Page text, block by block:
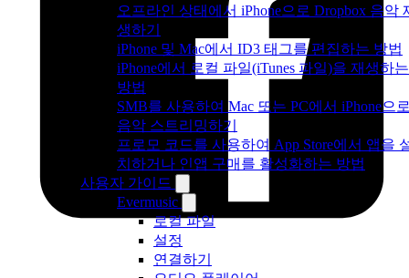
오프라인 상태에서 iPhone으로 Dropbox 음악
생하기
iPhone 및 Mac에서 ID3 태그를 편집하는 방법
iPhone에서 로컬 파일(iTunes 파일)을 재생하는
방법
SMB를 사용하여 Mac 또는 PC에서 iPhone으
음악 스트리밍하기
프로모 코드를 사용하여 App Store에서 앱을
치하거나 인앱 구매를 활성화하는 방법
사용자 가이드
Evermusic
로컬 파일
설정
연결하기